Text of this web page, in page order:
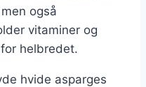
også
vitaminer og
helbredet.
hvide asparges